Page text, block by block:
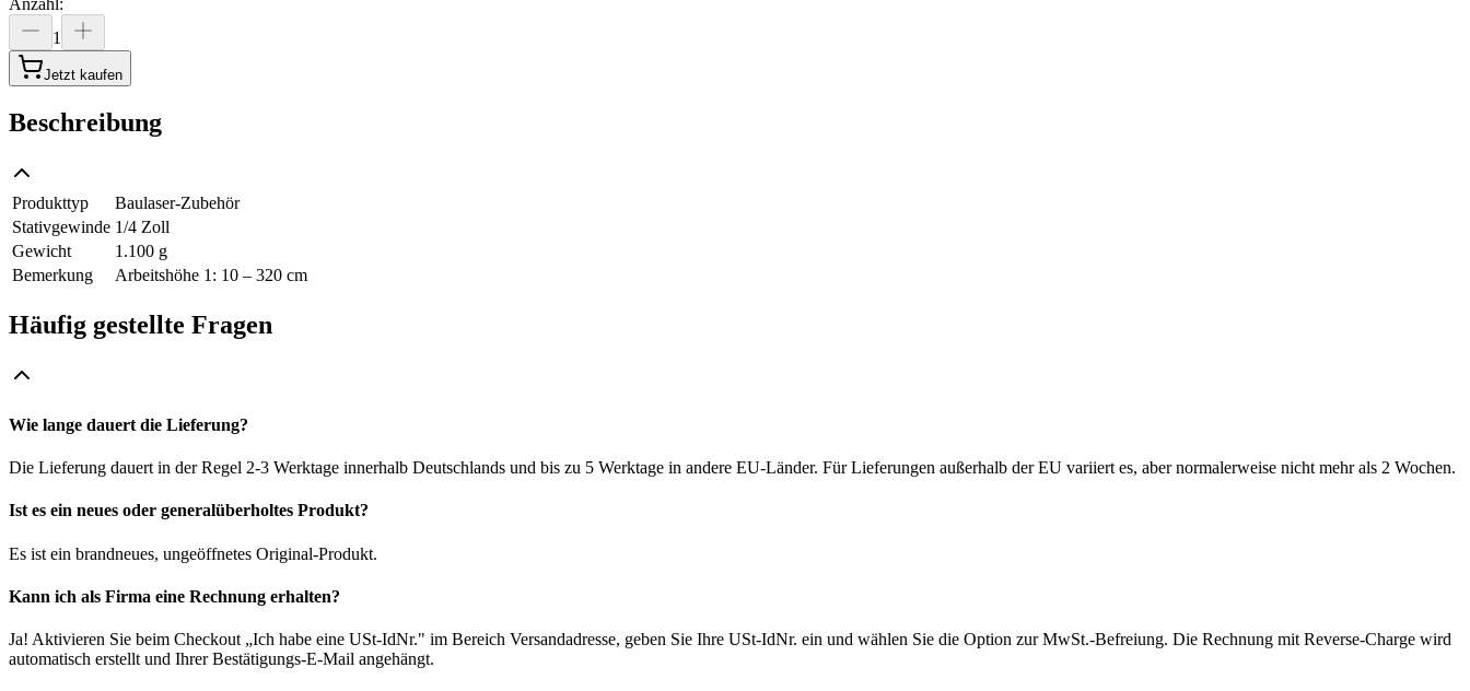
1
Jetzt kaufen
Beschreibung
Produkttyp
Baulaser-Zubehör
Stativgewinde 1/4 Zoll
Gewicht
1.100 g
Bemerkung
Arbeitshöhe 1: 10 – 320 cm
Häufig gestellte Fragen
Wie lange dauert die Lieferung?
Die Lieferung dauert in der Regel 2-3 Werktage innerhalb Deutschlands und bis zu 5 Werktage in andere EU-Länder. Für Lieferungen außerhalb der EU variiert es, aber normalerweise nicht mehr als 2 Wochen.
Ist es ein neues oder generalüberholtes Produkt?
Es ist ein brandneues, ungeöffnetes Original-Produkt.
Kann ich als Firma eine Rechnung erhalten?
Ja! Aktivieren Sie beim Checkout „Ich habe eine USt-IdNr." im Bereich Versandadresse, geben Sie Ihre USt-IdNr. ein und wählen Sie die Option zur MwSt.-Befreiung. Die Rechnung mit Reverse-Charge wird
automatisch erstellt und Ihrer Bestätigungs-E-Mail angehängt.